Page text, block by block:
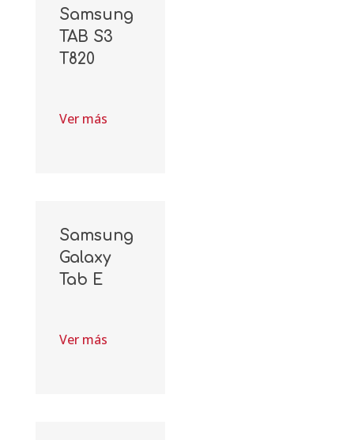
Samsung
TAB S3
T820
Ver más
Samsung
Galaxy
Tab E
Ver más